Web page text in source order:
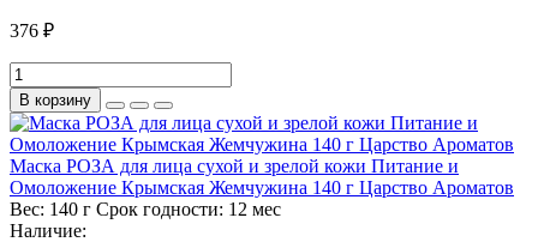
376 ₽
В корзину
Маска РОЗА для лица сухой и зрелой кожи Питание и
Омоложение Крымская Жемчужина 140 г Царство Ароматов
Вес: 140 г Срок годности: 12 мес
Наличие: